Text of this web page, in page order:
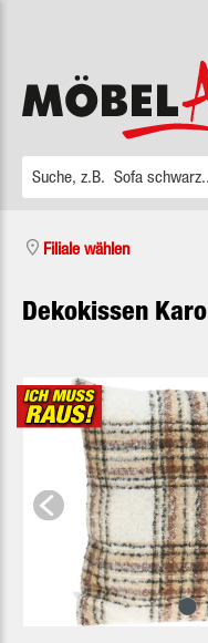
Filiale wählen
Dekokissen Karo
Bildergalerie überspringen